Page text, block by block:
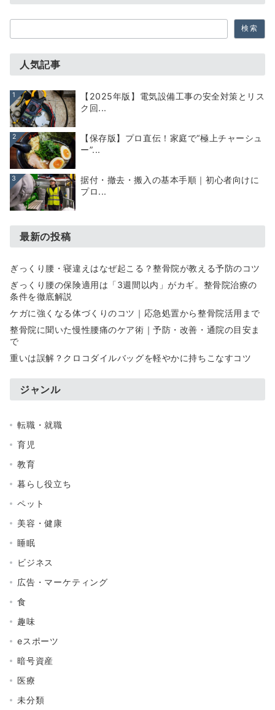
索
検索
人気記事
1
【2025年版】電気設備工事の安全対策とリス
ク回...
2
【保存版】プロ直伝！家庭で“極上チャーシュ
ー”...
3
据付・撤去・搬入の基本手順｜初心者向けに
プロ...
最新の投稿
ぎっくり腰・寝違えはなぜ起こる？整骨院が教える予防のコツ
ぎっくり腰の保険適用は「3週間以内」がカギ。整骨院治療の
条件を徹底解説
ケガに強くなる体づくりのコツ｜応急処置から整骨院活用まで
整骨院に聞いた慢性腰痛のケア術｜予防・改善・通院の目安ま
で
重いは誤解？クロコダイルバッグを軽やかに持ちこなすコツ
ジャンル
転職・就職
育児
教育
暮らし役立ち
ペット
美容・健康
睡眠
ビジネス
広告・マーケティング
食
趣味
eスポーツ
暗号資産
医療
未分類